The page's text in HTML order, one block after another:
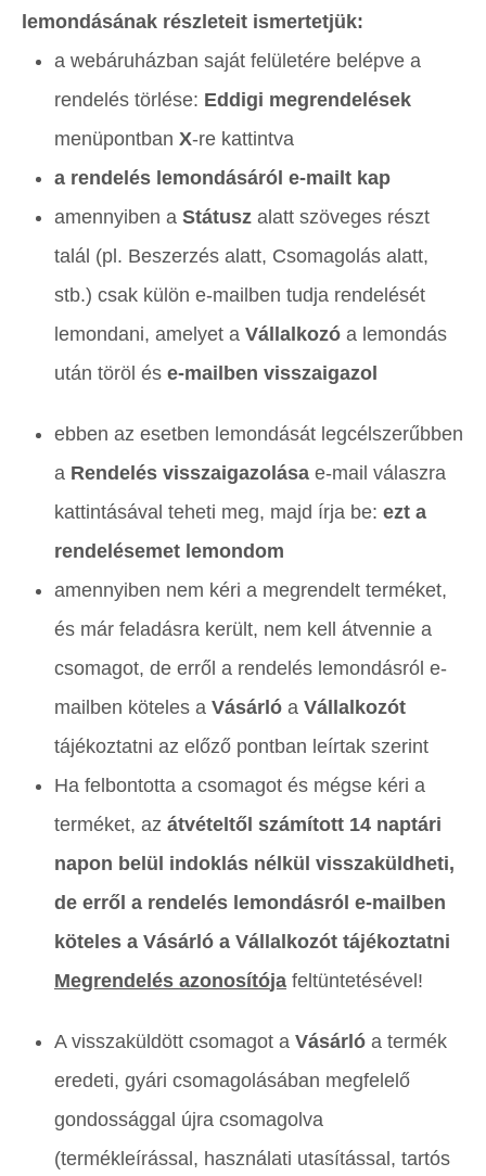
lemondásának részleteit ismertetjük:
a webáruházban saját felületére belépve a
rendelés törlése: Eddigi megrendelések
menüpontban X-re kattintva
a rendelés lemondásáról e-mailt kap
amennyiben a Státusz alatt szöveges részt
talál (pl. Beszerzés alatt, Csomagolás alatt,
stb.) csak külön e-mailben tudja rendelését
lemondani, amelyet a Vállalkozó a lemondás
után töröl és e-mailben visszaigazol
ebben az esetben lemondását legcélszerűbben
a Rendelés visszaigazolása e-mail válaszra
kattintásával teheti meg, majd írja be: ezt a
rendelésemet lemondom
amennyiben nem kéri a megrendelt terméket,
és már feladásra került, nem kell átvennie a
csomagot, de erről a rendelés lemondásról e-
mailben köteles a Vásárló a Vállalkozót
tájékoztatni az előző pontban leírtak szerint
Ha felbontotta a csomagot és mégse kéri a
terméket, az átvételtől számított 14 naptári
napon belül indoklás nélkül visszaküldheti,
de erről a rendelés lemondásról e-mailben
köteles a Vásárló a Vállalkozót tájékoztatni
Megrendelés azonosítója feltüntetésével!
A visszaküldött csomagot a Vásárló a termék
eredeti, gyári csomagolásában megfelelő
gondossággal újra csomagolva
(termékleírással, használati utasítással, tartós